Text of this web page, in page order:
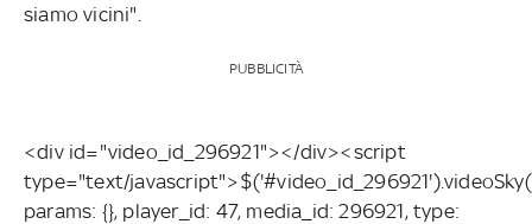
siamo vicini".
PUBBLICITÀ
<div id="video_id_296921"></div><script
type="text/
params: {}, player_id: 47, media_id: 296921, type: